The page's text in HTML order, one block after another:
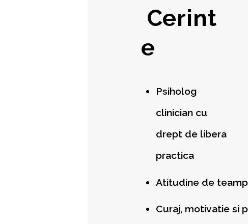
Cerint
e
Psiholog
clinician cu
drept de libera
practica
Atitudine de
Curaj, motivatie si